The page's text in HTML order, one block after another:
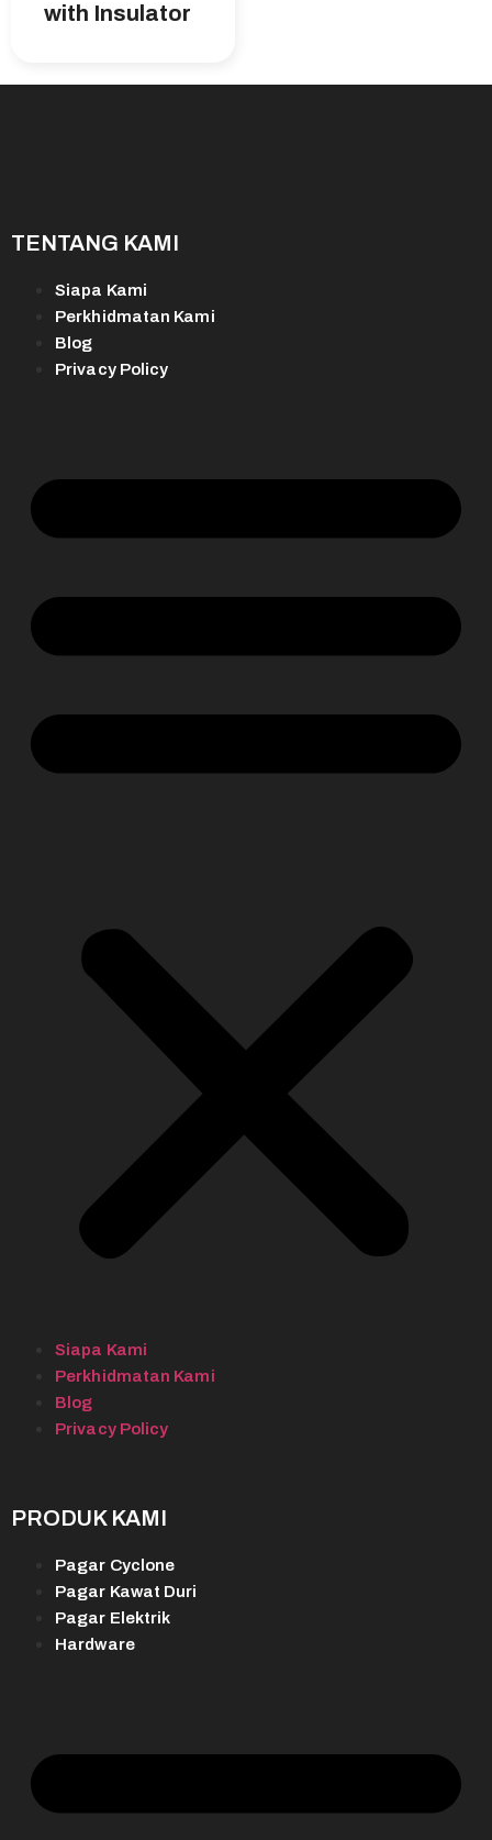
with Insulator
PRODUK KAMI
Pagar Cyclone
Pagar Kawat Duri
Pagar Elektrik
Hardware
TENTANG KAMI
Siapa Kami
Perkhidmatan Kami
Blog
Privacy Policy
Siapa Kami
Perkhidmatan Kami
Blog
Privacy Policy